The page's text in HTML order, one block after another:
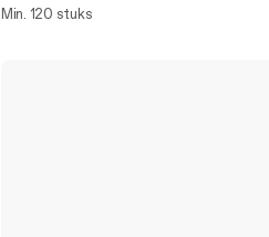
Min. 120 stuks